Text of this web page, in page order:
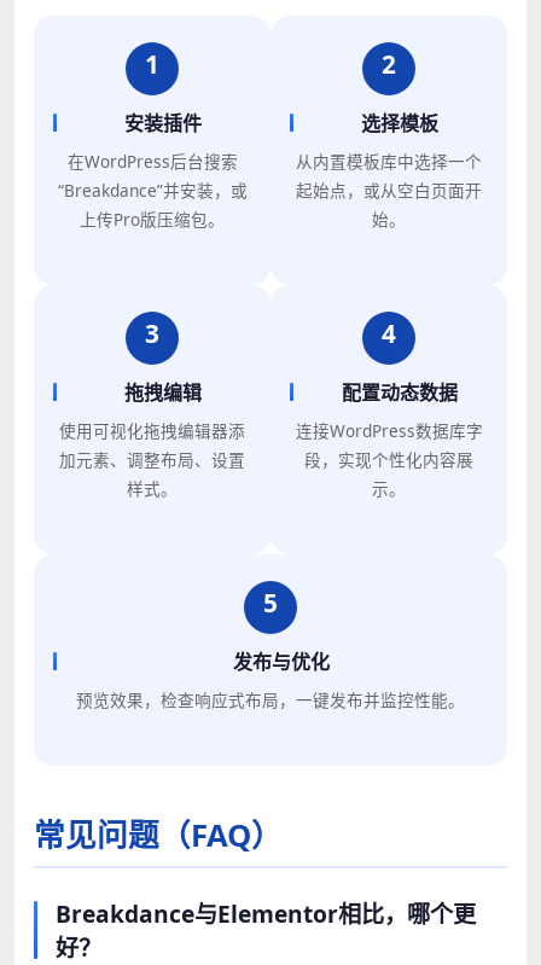
1
安装插件
在WordPress后台搜索
“Breakdance”并安装，或
上传Pro版压缩包。
2
选择模板
从内置模板库中选择一个
起始点，或从空白页面开
始。
3
拖拽编辑
使用可视化拖拽编辑器添
加元素、调整布局、设置
样式。
4
配置动态数据
连接WordPress数据库字
段，实现个性化内容展
示。
5
发布与优化
预览效果，检查响应式布局，一键发布并监控性能。
常见问题（FAQ）
Breakdance与Elementor相比，哪个更
好？